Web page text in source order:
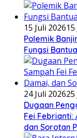
15 Juli 2026
Polemik
Fungsi
24 Juli 202625
Dugaan
Fei Febrianti:
dan Sorotan